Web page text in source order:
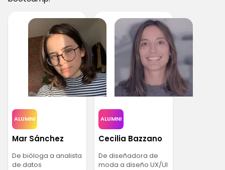
ALUMNI
Mar Sánchez
De bióloga a analista
de datos
ALUMNI
Cecilia Bazzano
De diseñadora de
moda a diseño UX/UI